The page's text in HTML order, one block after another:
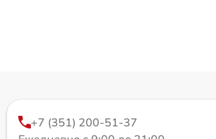
+7 (351) 200-51-37